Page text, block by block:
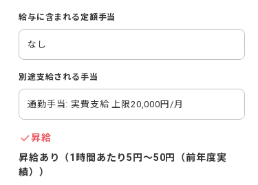
給与に含まれる定額手当
なし
別途支給される手当
通勤手当: 実費支給 上限20,000円/月
昇給
昇給あり（1時間あたり5円～50円（前年度実
績））